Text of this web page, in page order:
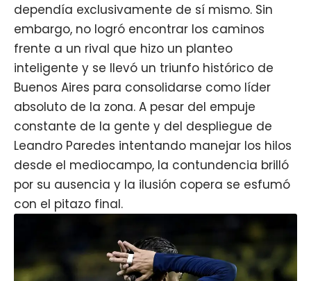
dependía exclusivamente de sí mismo. Sin
embargo, no logró encontrar los caminos
frente a un rival que hizo un planteo
inteligente y se llevó un triunfo histórico de
Buenos Aires para consolidarse como líder
absoluto de la zona. A pesar del empuje
constante de la gente y del despliegue de
Leandro Paredes intentando manejar los hilos
desde el mediocampo, la contundencia brilló
por su ausencia y la ilusión copera se esfumó
con el pitazo final.